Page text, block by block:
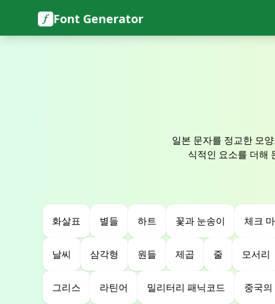
Font Generator
일본 문자를 정교한 모
식적인 요소를 더해
화살표 별들 하트 꽃과 눈송이 체크
날씨 삼각형 원들 제곱 줄 모서리
그리스 라틴어 밀리터리 패닉코드 중국